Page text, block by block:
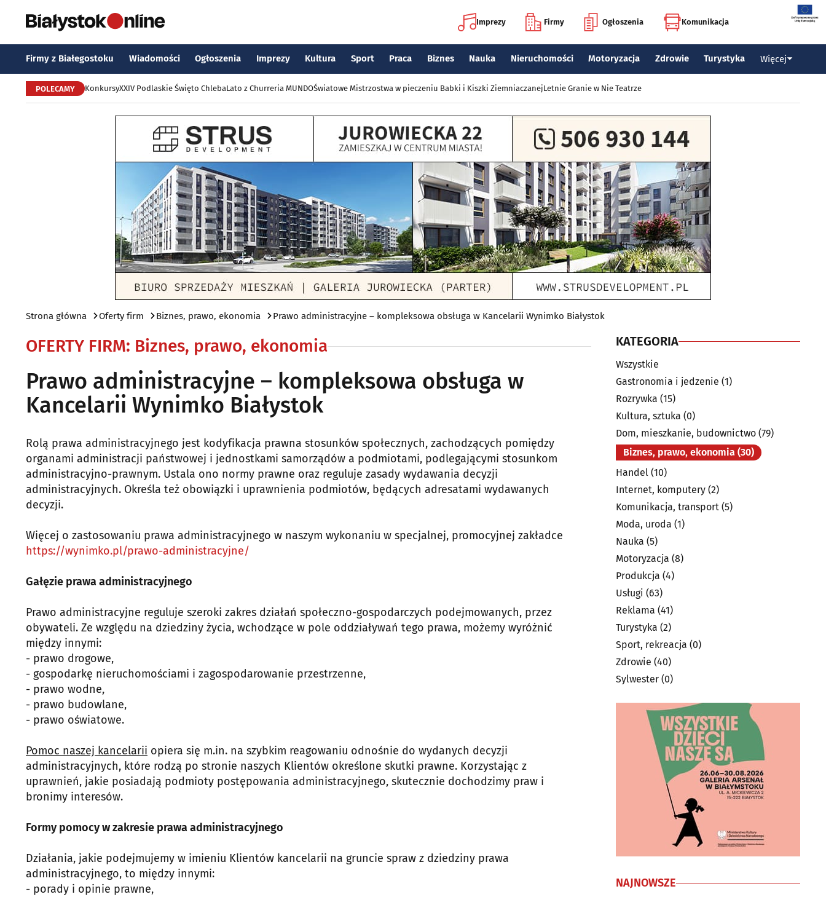
Imprezy Firmy Ogłoszenia Komunikacja
Firmy z Białegostoku Wiadomości Ogłoszenia Imprezy Kultura Sport Praca Biznes Nauka Nieruchomości Motoryzacja Zdrowie Turystyka Więcej
POLECAMY KonkursyXXIV Podlaskie Święto ChlebaLato z Churreria MUNDOŚwiatowe Mistrzostwa w pieczeniu Babki i Kiszki ZiemniaczanejLetnie Granie w Nie Teatrze
Strona główna Oferty firm Biznes, prawo, ekonomia Prawo administracyjne – kompleksowa obsługa w Kancelarii Wynimko Białystok
OFERTY FIRM: Biznes, prawo, ekonomia
Prawo administracyjne – kompleksowa obsługa w
Kancelarii Wynimko Białystok
Rolą prawa administracyjnego jest kodyfikacja prawna stosunków społecznych, zachodzących pomiędzy
organami administracji państwowej i jednostkami samorządów a podmiotami, podlegającymi stosunkom
administracyjno-prawnym. Ustala ono normy prawne oraz reguluje zasady wydawania decyzji
administracyjnych. Określa też obowiązki i uprawnienia podmiotów, będących adresatami wydawanych
decyzji.
Więcej o zastosowaniu prawa administracyjnego w naszym wykonaniu w specjalnej, promocyjnej zakładce
https://wynimko.pl/prawo-administracyjne/
Gałęzie prawa administracyjnego
Prawo administracyjne reguluje szeroki zakres działań społeczno-gospodarczych podejmowanych, przez
obywateli. Ze względu na dziedziny życia, wchodzące w pole oddziaływań tego prawa, możemy wyróżnić
między innymi:
- prawo drogowe,
- gospodarkę nieruchomościami i zagospodarowanie przestrzenne,
- prawo wodne,
- prawo budowlane,
- prawo oświatowe.
Pomoc naszej kancelarii opiera się m.in. na szybkim reagowaniu odnośnie do wydanych decyzji
administracyjnych, które rodzą po stronie naszych Klientów określone skutki prawne. Korzystając z
uprawnień, jakie posiadają podmioty postępowania administracyjnego, skutecznie dochodzimy praw i
bronimy interesów.
Formy pomocy w zakresie prawa administracyjnego
Działania, jakie podejmujemy w imieniu Klientów kancelarii na gruncie spraw z dziedziny prawa
administracyjnego, to między innymi:
- porady i opinie prawne,
KATEGORIA
Wszystkie
Gastronomia i jedzenie (1)
Rozrywka (15)
Kultura, sztuka (0)
Dom, mieszkanie, budownictwo (79)
Biznes, prawo, ekonomia (30)
Handel (10)
Internet, komputery (2)
Komunikacja, transport (5)
Moda, uroda (1)
Nauka (5)
Motoryzacja (8)
Produkcja (4)
Usługi (63)
Reklama (41)
Turystyka (2)
Sport, rekreacja (0)
Zdrowie (40)
Sylwester (0)
NAJNOWSZE